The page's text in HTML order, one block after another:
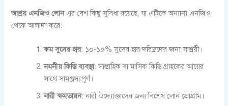
আশ্রয় এনজিও লোনএর বেশ কিছু সুবিধা রয়েছে, যা এটিকে অন্যান্য এনজিও
থেকে আলাদা করে:
কম সুদের হার: ১০-১৫% সুদের হার দরিদ্রদের জন্য সাশ্রয়ী।
নমনীয় কিস্তি ব্যবস্থা: সাপ্তাহিক বা মাসিক কিস্তি গ্রাহকের আয়ের
সাথে সামঞ্জস্যপূর্ণ।
নারী ক্ষমতায়ন: নারী উদ্যোক্তাদের জন্য বিশেষ লোন প্রোগ্রাম।